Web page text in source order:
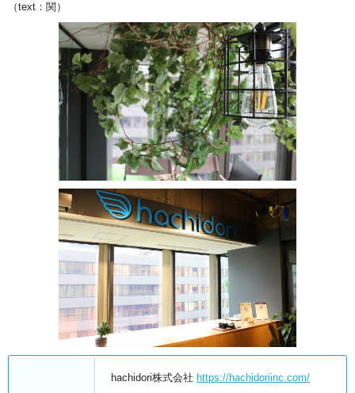
（text：関）
hachidori株式会社 https://hachidoriinc.com/